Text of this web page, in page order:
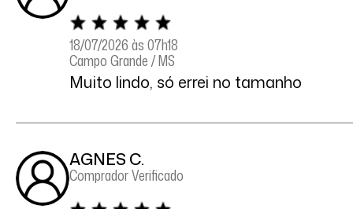
18/07/2026 às 07h18
Campo Grande / MS
Muito lindo, só errei no tamanho
AGNES C.
Comprador Verificado